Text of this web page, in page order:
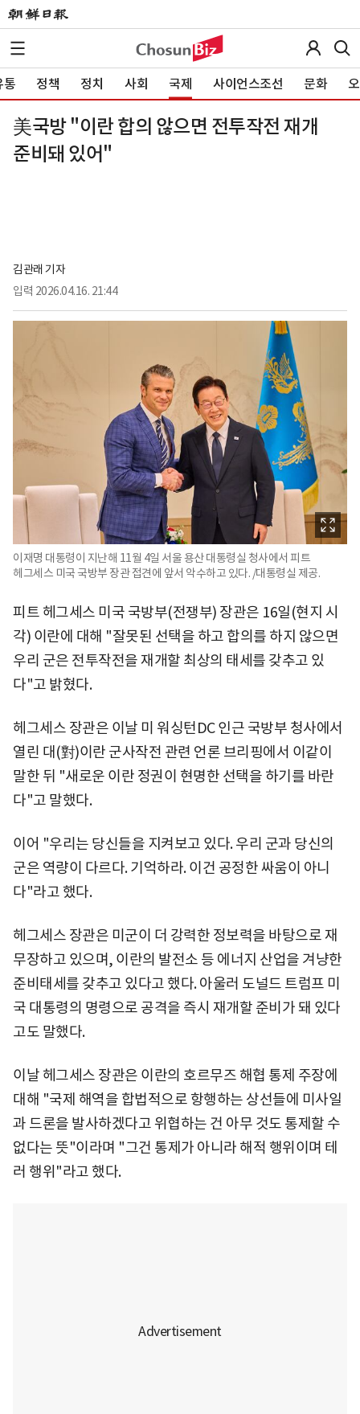
통 정책 정치 사회 국제 사이언스조선 문화
美국방 "이란 합의 않으면 전투작전 재개
준비돼 있어"
김관래 기자
입력 2026.04.16. 21:44
이재명 대통령이 지난해 11월 4일 서울 용산 대통령실 청사에서 피트
헤그세스 미국 국방부 장관 접견에 앞서 악수하고 있다. /대통령실 제공.
피트 헤그세스 미국 국방부(전쟁부) 장관은 16일(현지 시
각) 이란에 대해 "잘못된 선택을 하고 합의를 하지 않으면
우리 군은 전투작전을 재개할 최상의 태세를 갖추고 있
다"고 밝혔다.
헤그세스 장관은 이날 미 워싱턴DC 인근 국방부 청사에서
열린 대(對)이란 군사작전 관련 언론 브리핑에서 이같이
말한 뒤 "새로운 이란 정권이 현명한 선택을 하기를 바란
다"고 말했다.
이어 "우리는 당신들을 지켜보고 있다. 우리 군과 당신의
군은 역량이 다르다. 기억하라. 이건 공정한 싸움이 아니
다"라고 했다.
헤그세스 장관은 미군이 더 강력한 정보력을 바탕으로 재
무장하고 있으며, 이란의 발전소 등 에너지 산업을 겨냥한
준비태세를 갖추고 있다고 했다. 아울러 도널드 트럼프 미
국 대통령의 명령으로 공격을 즉시 재개할 준비가 돼 있다
고도 말했다.
이날 헤그세스 장관은 이란의 호르무즈 해협 통제 주장에
대해 "국제 해역을 합법적으로 항행하는 상선들에 미사일
과 드론을 발사하겠다고 위협하는 건 아무 것도 통제할 수
없다는 뜻"이라며 "그건 통제가 아니라 해적 행위이며 테
러 행위"라고 했다.